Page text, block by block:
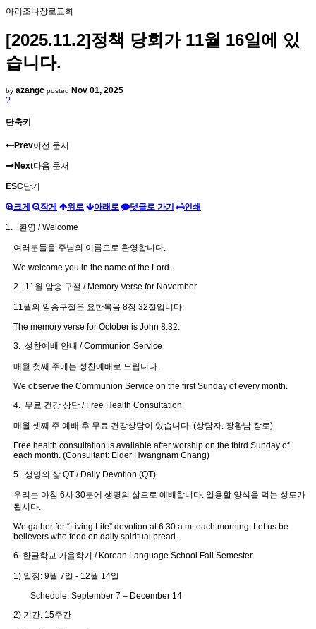
아리조나장로교회
[2025.11.2]정책 당회가 11월 16일에 있
습니다.
by azangc posted Nov 01, 2025
?
단축키
Prev이전 문서
Next다음 문서
ESC닫기
크게 작게 위로 아래로 댓글로 가기 인쇄
1. 환영 / Welcome
여러분들을 주님의 이름으로 환영합니다.
We welcome you in the name of the Lord.
2. 11월 암송 구절 / Memory Verse for November
11월의 암송구절은 요한복음 8장 32절입니다.
The memory verse for October is John 8:32.
3. 성찬예배 안내 / Communion Service
매월 첫째 주에는 성찬예배로 드립니다.
We observe the Communion Service on the first Sunday of every month.
4. 무료 건강 상담 / Free Health Consultation
매월 셋째 주 예배 후 무료 건강상담이 있습니다. (상담자: 장황남 장로)
Free health consultation is available after worship on the third Sunday of
each month. (Consultant: Elder Hwangnam Chang)
5. 생명의 삶 QT / Daily Devotion (QT)
우리는 아침 6시 30분에 생명의 삶으로 예배합니다. 일용할 양식을 먹는 성도가
됩시다.
We gather for “Living Life” devotion at 6:30 a.m. each morning. Let us be
believers who feed on daily spiritual bread.
6. 한글학교 가을학기 / Korean Language School Fall Semester
1) 일정: 9월 7일 - 12월 14일
Schedule: September 7 – December 14
2) 기간: 15주간